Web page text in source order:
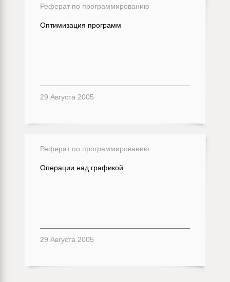
Реферат по программированию
Оптимизация программ
29 Августа 2005
Реферат по программированию
Операции над графикой
29 Августа 2005